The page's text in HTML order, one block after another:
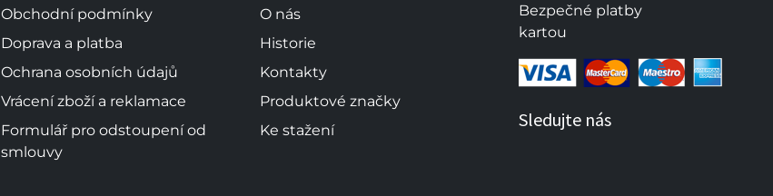
Obchodní podmínky
Doprava a platba
Ochrana osobních údajů
Vrácení zboží a reklamace
Formulář pro odstoupení od
smlouvy
O nás
Historie
Kontakty
Produktové značky
Ke stažení
Bezpečné platby
kartou
Sledujte nás